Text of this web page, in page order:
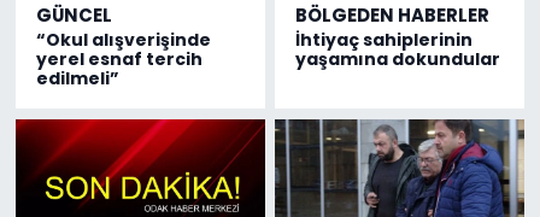
GÜNCEL
“Okul alışverişinde
yerel esnaf tercih
edilmeli”
BÖLGEDEN HABERLER
İhtiyaç sahiplerinin
yaşamına dokundular